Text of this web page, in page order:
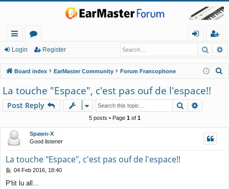
ui
ck
lin
ks
or
u
m
s
in
eg
ist
er
Login Register
Board index EarMaster Community Forum Francophone
h
La touche "Espace", c'est pas ouf de l'espace!!
Post Reply Search
5 posts • Page 1of 1
Spawn-X
Good listener
La touche "Espace", c'est pas ouf de l'espace!!
P
s
04 Feb 2016, 18:40
P'tit lu all...